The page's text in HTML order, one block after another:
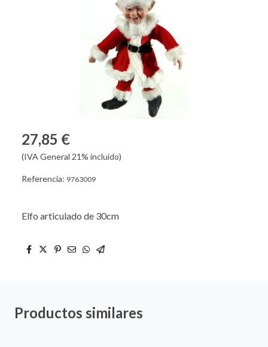
27,85 €
(IVA General 21% incluido)
Referencia: 9763009
Elfo articulado de 30cm
Productos similares